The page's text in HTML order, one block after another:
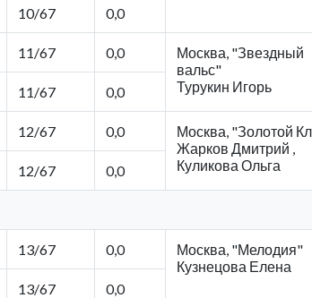
10/67 0,0
11/67 0,0
Москва, "Звездный
вальс"
Турукин Игорь
11/67 0,0
12/67 0,0
Москва, "Золотой
Жарков Дмитрий ,
Куликова Ольга
12/67 0,0
13/67 0,0
Москва, "Мелодия"
Кузнецова Елена
13/67 0,0